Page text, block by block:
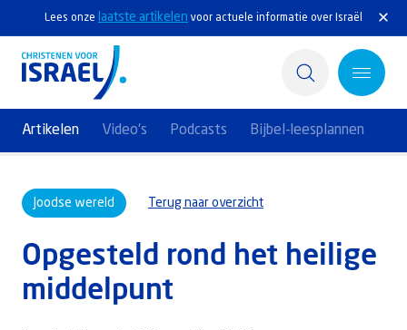
Lees onze laatste artikelen voor actuele informatie over Israël
Artikelen Video's Podcasts Bijbel-leesplannen
Actief
Ontdek
Steun Israël
Joodse wereld Terug naar overzicht
Opgesteld rond het heilige
middelpunt